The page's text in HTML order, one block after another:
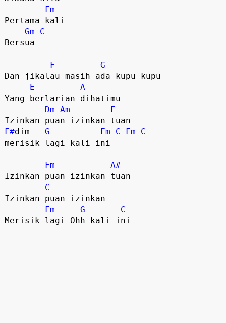
Fm
Pertama kali
Gm
C
Bersua
F
G
Dan jikalau masih ada kupu kupu
E
A
Yang berlarian dihatimu
Dm Am
F
F#dim G Fm C Fm
C
merisik lagi kali ini
Fm
A#
Izinkan puan izinkan tuan
C
Izinkan puan izinkan
Fm
G
C
Merisik lagi Ohh kali ini